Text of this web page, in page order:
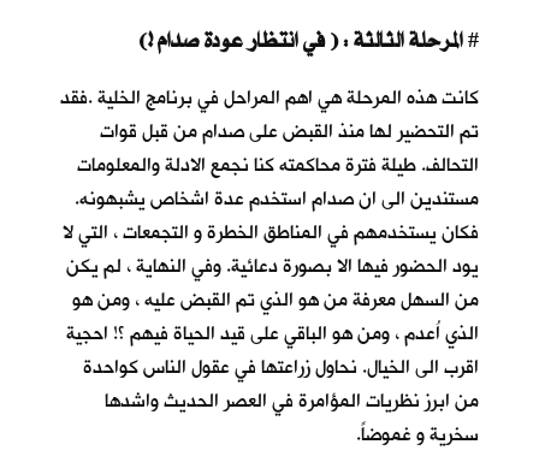
#
كانت هذه المرحلة هي اهم المراحل في برنامج الخلية .فقد
تم التحضير لها منذ القبض على صدام من قبل قوات
التحالف. طيلة فترة محاكمته كنا نجمع الادلة والمعلومات
مستندين الى ان صدام استخدم عدة اشخاص يشبهونه.
فكان يستخدمهم في المناطق الخطرة و التجمعات ، التي لا
يود الحضور فيها الا بصورة دعائية. وفي النهاية ، لم يكن
من السهل معرفة من هو الذي تم القبض عليه ، ومن هو
الذي اُعدم ، ومن هو الباقي على قيد الحياة فيهم ؟! احجية
اقرب الى الخيال. نحاول زراعتها في عقول الناس كواحدة
من ابرز نظريات المؤامرة في العصر الحديث واشدها
سخرية و غموضاً.